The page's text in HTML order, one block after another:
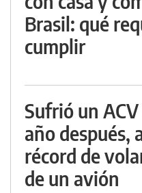
Brasil: qué
cumplir
Sufrió un
año después,
récord de
de un avión